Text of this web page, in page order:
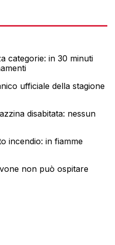
categorie: in 30 minuti
ufficiale della stagione
disabitata: nessun
incendio: in fiamme
non può ospitare